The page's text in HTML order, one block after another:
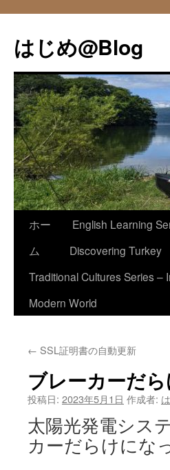
テ
ン
へ
ス
キ
ッ
プ
はじめ@Blog
ホー
ム
English Learning
Discovering Turkey
Traditional Cultures Series –
Modern World
← SSL証明書の自動更新
ブレーカーだ
投稿日: 2023年5月1日 作成者:
太陽光発電シス
カーだらけにな